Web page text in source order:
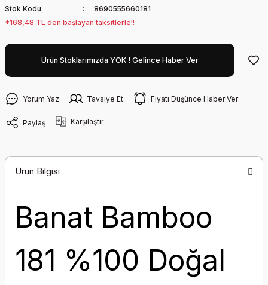
Stok Kodu
8690555660181
*168,48 TL den başlayan taksitlerle!!
Ürün Stoklarımızda YOK ! Gelince Haber Ver
Yorum Yaz Tavsiye Et Fiyatı Düşünce Haber Ver
Paylaş Karşılaştır
Ürün Bilgisi
Banat Bamboo
181 %100 Doğal